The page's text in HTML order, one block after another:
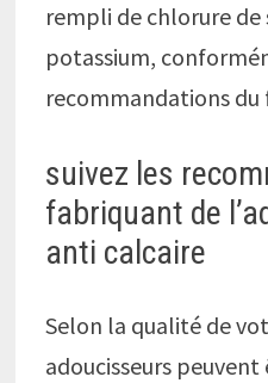
rempli de chlorure de
potassium,
recommandations du
suivez les
fabriquant de
anti calcaire
Selon la qualité de
adoucisseurs